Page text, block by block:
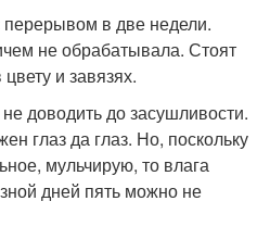
в две недели.
не обрабатывала. Стоят
и завязях.
доводить до засушливости.
глаз да глаз. Но, поскольку
мульчирую, то влага
дней пять можно не